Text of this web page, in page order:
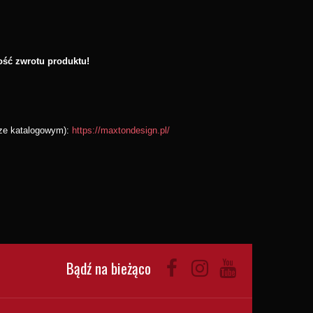
zwrotu produktu!
katalogowym): https://maxtondesign.pl/
Bądź na bieżąco